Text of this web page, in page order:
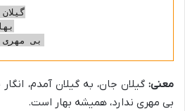
معنی: گیلان جان، به گیلان آمدم،
بی مهری ندارد، همیشه بهار است.